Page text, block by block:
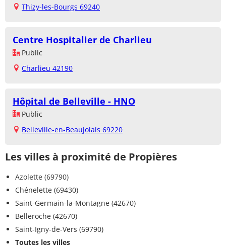
Thizy-les-Bourgs 69240
Centre Hospitalier de Charlieu
Public
Charlieu 42190
Hôpital de Belleville - HNO
Public
Belleville-en-Beaujolais 69220
Les villes à proximité de Propières
Azolette (69790)
Chénelette (69430)
Saint-Germain-la-Montagne (42670)
Belleroche (42670)
Saint-Igny-de-Vers (69790)
Toutes les villes